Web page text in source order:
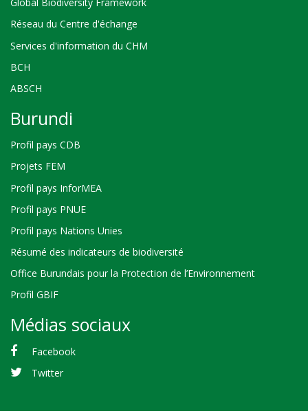
Réseau du Centre d'échange
Services d'information du CHM
BCH
ABSCH
Burundi
Profil pays CDB
Projets FEM
Profil pays InforMEA
Profil pays PNUE
Profil pays Nations Unies
Résumé des indicateurs de biodiversité
Office Burundais pour la Protection de l’Environnement
Profil GBIF
Médias sociaux
Facebook
Twitter